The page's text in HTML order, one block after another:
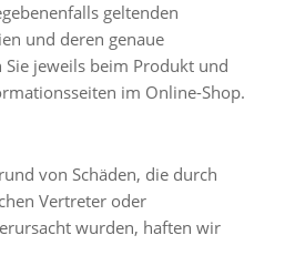
geltenden
und deren genaue
jeweils beim Produkt und
im Online-Shop.
von Schäden, die durch
Vertreter oder
wurden, haften wir